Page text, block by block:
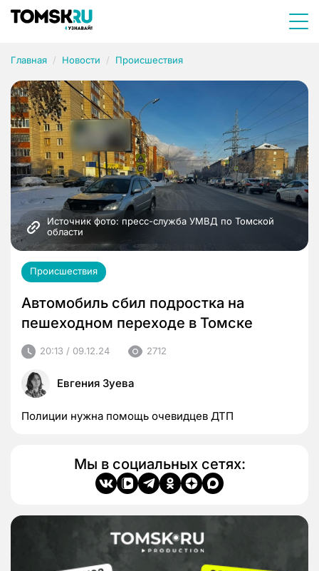
Главная Новости Происшествия
Источник фото: пресс-служба УМВД по Томской
области
Происшествия
Автомобиль сбил подростка на
пешеходном переходе в Томске
20:13 / 09.12.24 2712
Евгения Зуева
Полиции нужна помощь очевидцев ДТП
Мы в социальных сетях: